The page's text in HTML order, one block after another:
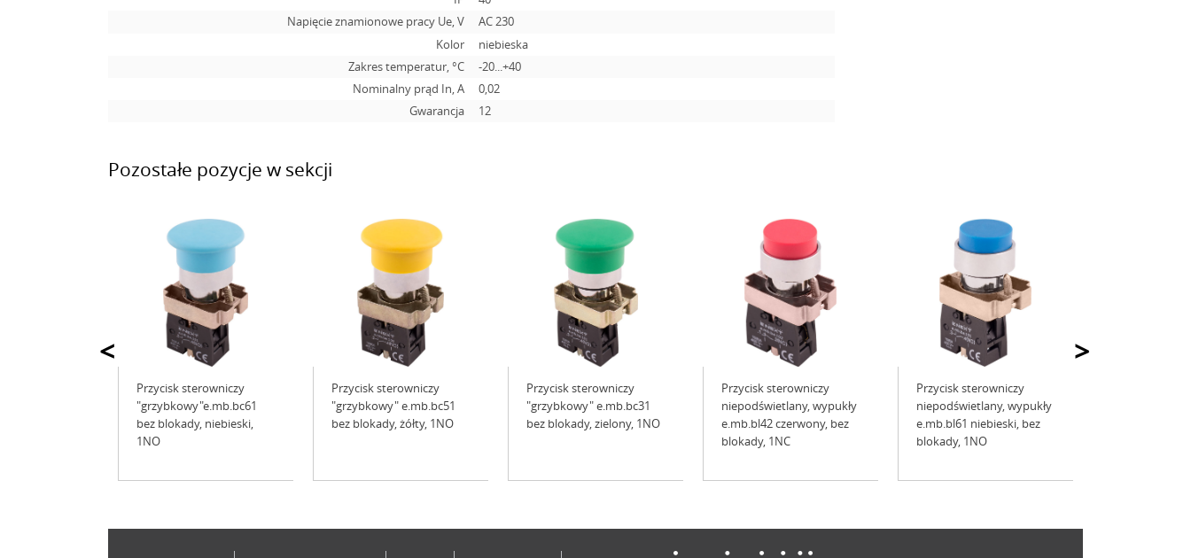
Napięcie znamionowe pracy Ue, V
AC 230
Kolor
niebieska
Zakres temperatur, °C
-20...+40
Nominalny prąd In, А
0,02
Gwarancja
12
Pozostałe pozycje w sekcji
>
Przycisk sterowniczy
"grzybkowy"e.mb.bc61
bez blokady, niebieski,
1NO
Przycisk sterowniczy
"grzybkowy" e.mb.bc51
bez blokady, żółty, 1NO
Przycisk sterowniczy
"grzybkowy" e.mb.bc31
bez blokady, zielony, 1NO
Przycisk sterowniczy
niepodświetlany, wypukły
e.mb.bl42 czerwony, bez
blokady, 1NC
Przycisk sterowniczy
niepodświetlany, wypukły
e.mb.bl61 niebieski, bez
blokady, 1NO
<